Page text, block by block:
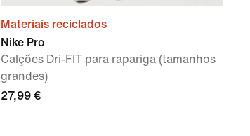
Materiais reciclados
Nike Pro
Calções Dri-FIT para rapariga (tamanhos
grandes)
27,99 €